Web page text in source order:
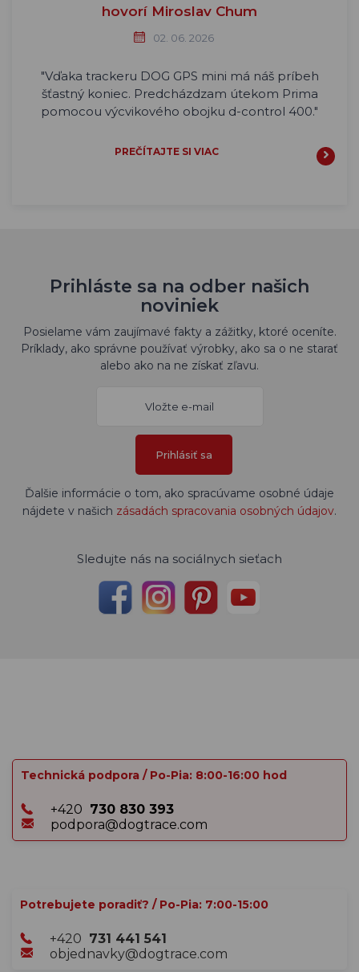
hovorí Miroslav Chum
02. 06. 2026
"Vďaka trackeru DOG GPS mini má náš príbeh
šťastný koniec. Predcházdzam útekom Prima
pomocou výcvikového obojku d-control 400."
PREČÍTAJTE SI VIAC
Prihláste sa na odber našich
noviniek
Posielame vám zaujímavé fakty a zážitky, ktoré oceníte.
Príklady, ako správne používať výrobky, ako sa o ne starať
alebo ako na ne získať zľavu.
Prihlásiť sa
Ďalšie informácie o tom, ako spracúvame osobné údaje
nájdete v našich zásadách spracovania osobných údajov.
Sledujte nás na sociálnych sieťach
Technická podpora / Po-Pia: 8:00-16:00 hod
+420 730 830 393
podpora@dogtrace.com
Potrebujete poradiť? / Po-Pia: 7:00-15:00
+420 731 441 541
objednavky@dogtrace.com